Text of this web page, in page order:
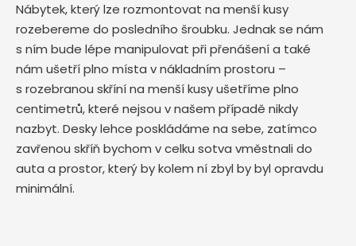
Nábytek, který lze rozmontovat na menší kusy
rozebereme do posledního šroubku. Jednak se nám
s ním bude lépe manipulovat při přenášení a také
nám ušetří plno místa v nákladním prostoru –
s rozebranou skříní na menší kusy ušetříme plno
centimetrů, které nejsou v našem případě nikdy
nazbyt. Desky lehce poskládáme na sebe, zatímco
zavřenou skříň bychom v celku sotva vměstnali do
auta a prostor, který by kolem ní zbyl by byl opravdu
minimální.